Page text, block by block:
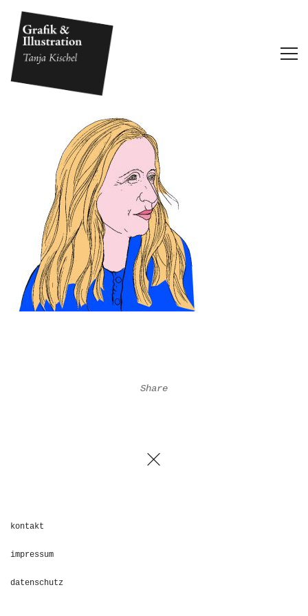
Share
kontakt
impressum
datenschutz